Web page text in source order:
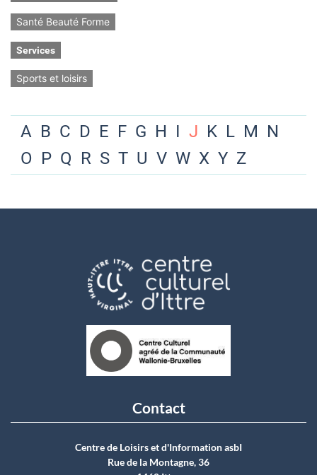
Santé Beauté Forme
Services
Sports et loisirs
A B C D E F G H I J K L M N
O P Q R S T U V W X Y Z
Contact
Centre de Loisirs et d'Information asbI
Rue de la Montagne, 36